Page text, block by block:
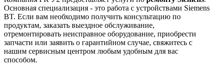
Основная специализация - это работа с устройствами Siemens
BT. Если вам необходимо получить консультацию по
продуктам, заказать выездное обслуживание,
отремонтировать неисправное оборудование, приобрести
запчасти или заявить о гарантийном случае, свяжитесь с
нашим сервисным центром любым удобным для вас
способом.